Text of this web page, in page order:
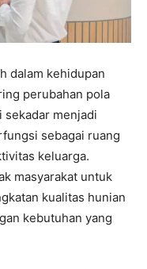
dalam kehidupan
perubahan pola
sekadar menjadi
sebagai ruang
keluarga.
masyarakat untuk
kualitas hunian
kebutuhan yang